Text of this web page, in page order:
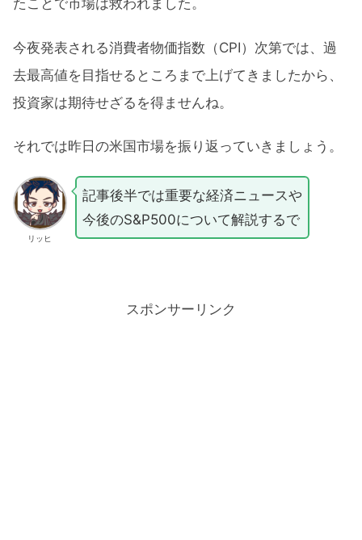
たことで市場は救われました。
今夜発表される消費者物価指数（CPI）次第では、過
去最高値を目指せるところまで上げてきましたから、
投資家は期待せざるを得ませんね。
それでは昨日の米国市場を振り返っていきましょう。
リッヒ
記事後半では重要な経済ニュースや
今後のS&P500について解説するで
スポンサーリンク